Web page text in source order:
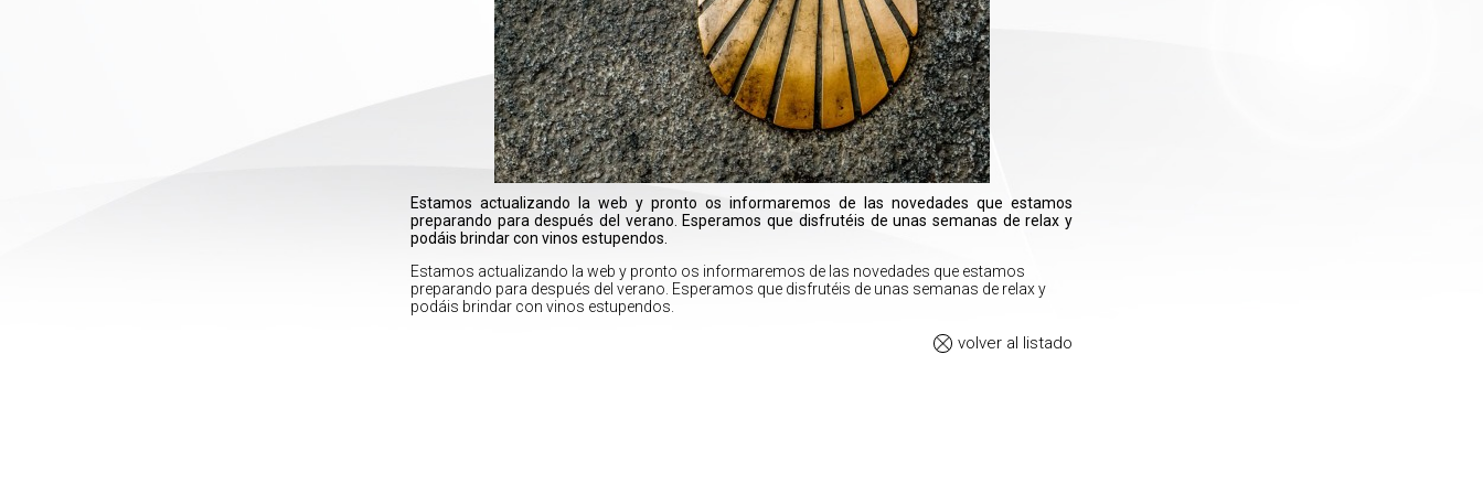
Estamos actualizando la web y pronto os informaremos de las novedades que estamos
preparando para después del verano. Esperamos que disfrutéis de unas semanas de relax y
podáis brindar con vinos estupendos.
Estamos actualizando la web y pronto os informaremos de las novedades que estamos
preparando para después del verano. Esperamos que disfrutéis de unas semanas de relax y
podáis brindar con vinos estupendos.
volver al listado